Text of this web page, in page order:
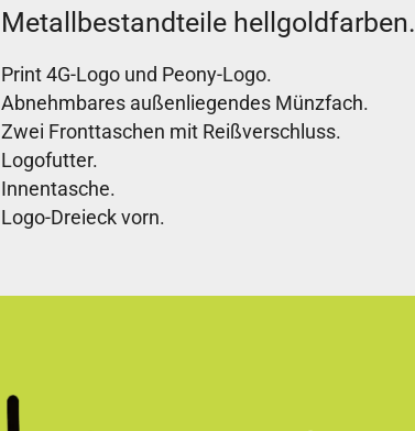
Metallbestandteile hellgoldfarben.
Print 4G-Logo und Peony-Logo.
Abnehmbares außenliegendes Münzfach.
Zwei Fronttaschen mit Reißverschluss.
Logofutter.
Innentasche.
Logo-Dreieck vorn.